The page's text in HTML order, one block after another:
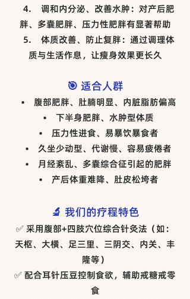
4. 调和内分泌、改善水肿：对产后肥
胖、多囊肥胖、压力性肥胖有显著帮助
5. 体质改善、防止复胖：通过调理体
质与生活作息，让瘦身效果更长久
🎯 适合人群
• 腹部肥胖、肚腩明显、内脏脂肪偏高
• 下半身肥胖、水肿型体质
• 压力性进食、易暴饮暴食者
• 久坐少动型、代谢慢、容易疲倦者
• 月经紊乱、多囊综合征引起的肥胖
• 产后体重难降、肚皮松垮者
🔬 我们的疗程特色
✅ 采用腹部+四肢穴位综合针灸法（如：
天枢、大横、足三里、三阴交、内关、丰
隆等）
✅ 配合耳针压豆控制食欲，辅助戒糖戒零
食